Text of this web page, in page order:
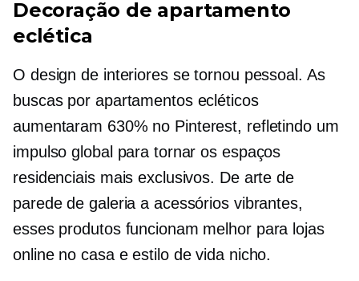
Decoração de apartamento
eclética
O design de interiores se tornou pessoal. As
buscas por apartamentos ecléticos
aumentaram 630% no Pinterest, refletindo um
impulso global para tornar os espaços
residenciais mais exclusivos. De arte de
parede de galeria a acessórios vibrantes,
esses produtos funcionam melhor para lojas
online nocasa e estilo de vidanicho.